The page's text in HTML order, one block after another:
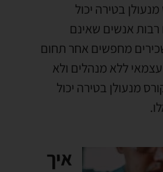
בטירה יכול
אנשים שאינם
מחפשים אחר תחום
עצמאי ללא מנהלים ולא
מנעולן בטירה יכול
.
איך